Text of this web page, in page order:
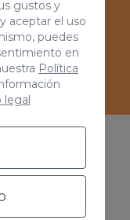
gustos y
aceptar el uso
puedes
en
Política
legal
ofrece